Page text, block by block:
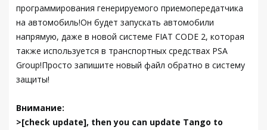
программирования генерируемого приемопередатчика
на автомобиль!Он будет запускать автомобили
напрямую, даже в новой системе FIAT CODE 2, которая
также используется в транспортных средствах PSA
Group!Просто запишите новый файл обратно в систему
защиты!
Внимание:
>[check update], then you can update Tango to